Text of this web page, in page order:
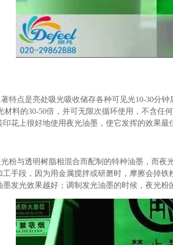
特点是亮处吸光吸收储存各种可见光10-30分
材料的30-50倍，并可无限次循环使用，不含任
花上很好地使用夜光油墨，使它发挥的效果最
粉与透明树脂相混合而配制的特种油墨，而
工手段，因为用金属搅拌或研磨时，摩擦会掉
发光效果越好；调制发光油墨的时候，夜光粉